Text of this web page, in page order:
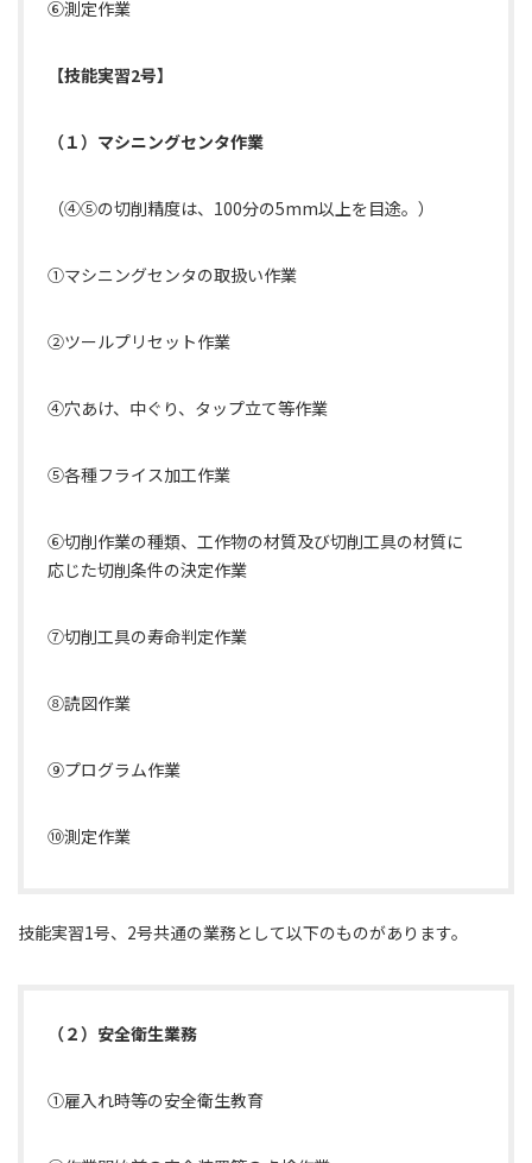
⑥測定作業
【技能実習2号】
（１）マシニングセンタ作業
（④⑤の切削精度は、100分の5mm以上を目途。）
①マシニングセンタの取扱い作業
②ツールプリセット作業
④穴あけ、中ぐり、タップ立て等作業
⑤各種フライス加工作業
⑥切削作業の種類、工作物の材質及び切削工具の材質に
応じた切削条件の決定作業
⑦切削工具の寿命判定作業
⑧読図作業
⑨プログラム作業
⑩測定作業
技能実習1号、2号共通の業務として以下のものがあります。
（２）安全衛生業務
①雇入れ時等の安全衛生教育